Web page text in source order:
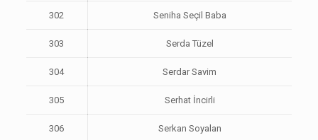
302 Seniha Seçil Baba
303 Serda Tüzel
304 Serdar Savim
305 Serhat İncirli
306 Serkan Soyalan